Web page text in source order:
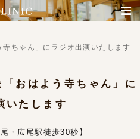
ちゃん」にラジオ出演いたします
おはよう寺ちゃん」に
いたします
・広尾駅徒歩30秒】